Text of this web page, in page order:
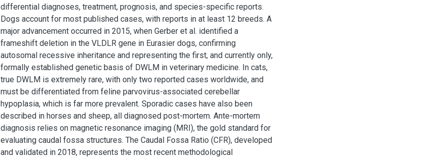
differential diagnoses, treatment, prognosis, and species-specific reports.
Dogs account for most published cases, with reports in at least 12 breeds. A
major advancement occurred in 2015, when Gerber et al. identified a
frameshift deletion in the VLDLR gene in Eurasier dogs, confirming
autosomal recessive inheritance and representing the first, and currently only,
formally established genetic basis of DWLM in veterinary medicine. In cats,
true DWLM is extremely rare, with only two reported cases worldwide, and
must be differentiated from feline parvovirus-associated cerebellar
hypoplasia, which is far more prevalent. Sporadic cases have also been
described in horses and sheep, all diagnosed post-mortem. Ante-mortem
diagnosis relies on magnetic resonance imaging (MRI), the gold standard for
evaluating caudal fossa structures. The Caudal Fossa Ratio (CFR), developed
and validated in 2018, represents the most recent methodological